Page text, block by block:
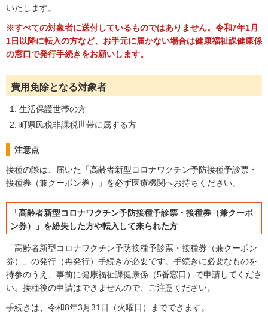
いたします。
※すべての対象者に送付しているものではありません。令和7年1月
1日以降に転入の方など、お手元に届かない場合は健康福祉課健康係
の窓口で発行手続きをお願いします。
費用免除となる対象者
生活保護世帯の方
町県民税非課税世帯に属する方
注意点
接種の際は、届いた「高齢者新型コロナワクチン予防接種予診票・
接種券（兼クーポン券）」を必ず医療機関へお持ちください。
「高齢者新型コロナワクチン予防接種予診票・接種券（兼クーポ
ン券）」を紛失した方や転入して来られた方
「高齢者新型コロナワクチン予防接種予診票・接種券（兼クーポン
券）」の発行（再発行）手続きが必要です。手続きに必要なものを
持参のうえ、事前に健康福祉課健康係（5番窓口）で申請してくださ
い。接種後の申請はできませんので、ご注意ください。
手続きは、令和8年3月31日（火曜日）までできます。